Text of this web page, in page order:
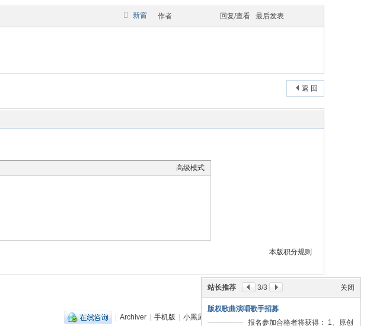
新窗 作者 回复/查看 最后发表
返 回
高级模式
本版积分规则
关闭
站长推荐 3/3
版权歌曲演唱歌手招募
报名参加合格者将获得： 1、原创
| Archiver | 手机版 | 小黑屋